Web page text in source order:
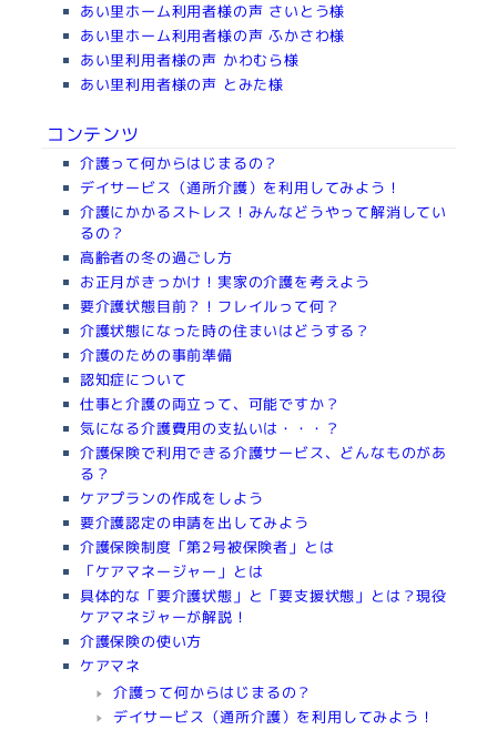
あい里ホーム利用者様の声 さいとう様
あい里ホーム利用者様の声 ふかさわ様
あい里利用者様の声 かわむら様
あい里利用者様の声 とみた様
コンテンツ
介護って何からはじまるの？
デイサービス（通所介護）を利用してみよう！
介護にかかるストレス！みんなどうやって解消してい
るの？
高齢者の冬の過ごし方
お正月がきっかけ！実家の介護を考えよう
要介護状態目前？！フレイルって何？
介護状態になった時の住まいはどうする？
介護のための事前準備
認知症について
仕事と介護の両立って、可能ですか？
気になる介護費用の支払いは・・・？
介護保険で利用できる介護サービス、どんなものがあ
る？
ケアプランの作成をしよう
要介護認定の申請を出してみよう
介護保険制度「第2号被保険者」とは
「ケアマネージャー」とは
具体的な「要介護状態」と「要支援状態」とは？現役
ケアマネジャーが解説！
介護保険の使い方
ケアマネ
介護って何からはじまるの？
デイサービス（通所介護）を利用してみよう！